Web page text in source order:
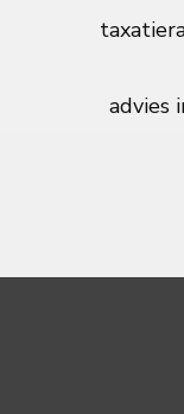
advies